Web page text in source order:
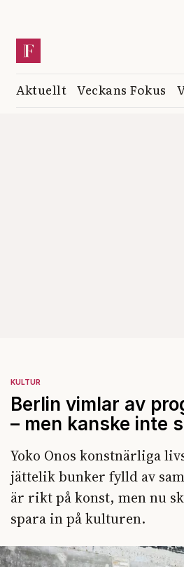
Aktuellt Veckans Fokus
KULTUR
Berlin vimlar av
– men kanske inte
Yoko Onos konstnärliga
jättelik bunker fylld av
är rikt på konst, men nu
spara in på kulturen.